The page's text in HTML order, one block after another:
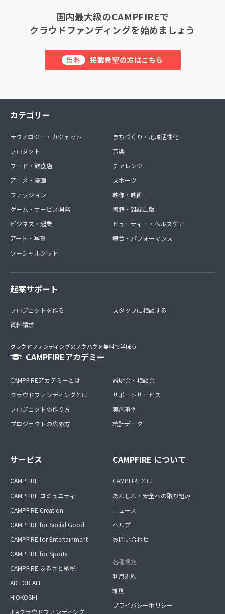
国内最大級のCAMPFIREで
クラウドファンディングを始めましょう
無料 掲載希望の方はこちら
カテゴリー
テクノロジー・ガジェット
プロダクト
フード・飲食店
アニメ・漫画
ファッション
ゲーム・サービス開発
ビジネス・起業
アート・写真
ソーシャルグッド
まちづくり・地域活性化
音楽
チャレンジ
スポーツ
映像・映画
書籍・雑誌出版
ビューティー・ヘルスケア
舞台・パフォーマンス
起案サポート
プロジェクトを作る
資料請求
スタッフに相談する
クラウドファンディングのノウハウを無料で学ぼう
CAMPFIREアカデミー
CAMPFIREアカデミーとは
クラウドファンディングとは
プロジェクトの作り方
プロジェクトの広め方
説明会・相談会
サポートサービス
実施事例
統計データ
サービス
CAMPFIRE
CAMPFIRE コミュニティ
CAMPFIRE Creation
CAMPFIRE for Social Good
CAMPFIRE for Entertainment
CAMPFIRE for Sports
CAMPFIRE ふるさと納税
AD FOR ALL
HIOKOSHI
JFAクラウドファンディング
CAMPFIRE について
CAMPFIREとは
あんしん・安全への取り組み
ニュース
ヘルプ
お問い合わせ
各種規定
利用規約
細則
プライバシーポリシー